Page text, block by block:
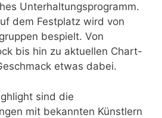
Unterhaltungsprogramm.
dem Festplatz wird von
bespielt. Von
bis hin zu aktuellen Chart-
etwas dabei.
sind die
mit bekannten Künstlern